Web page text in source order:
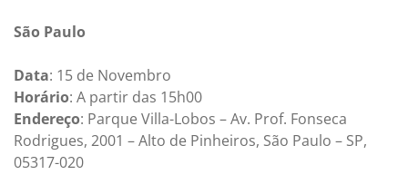
São Paulo
Data: 15 de Novembro
Horário: A partir das 15h00
Endereço: Parque Villa-Lobos – Av. Prof. Fonseca
Rodrigues, 2001 – Alto de Pinheiros, São Paulo – SP,
05317-020